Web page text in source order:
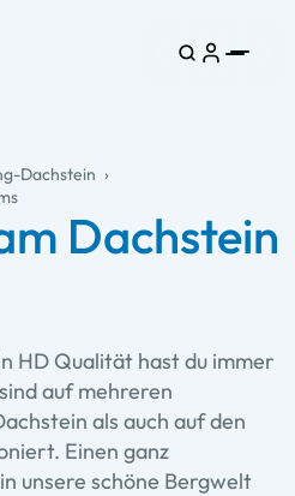
Dachstein
Dachstein
HD Qualität hast du immer
auf mehreren
als auch auf den
Einen ganz
unsere schöne Bergwelt